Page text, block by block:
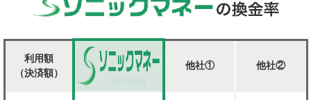
利用額
（決済額）
他社① 他社②